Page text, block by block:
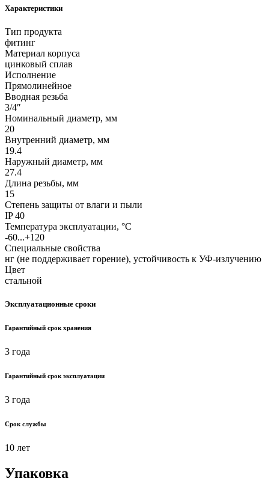
Характеристики
Тип продукта
фитинг
Материал корпуса
цинковый сплав
Исполнение
Прямолинейное
Вводная резьба
3/4″
Номинальный диаметр, мм
20
Внутренний диаметр, мм
19.4
Наружный диаметр, мм
27.4
Длина резьбы, мм
15
Степень защиты от влаги и пыли
IP 40
Температура эксплуатации, °С
-60...+120
Специальные свойства
нг (не поддерживает горение), устойчивость к УФ-излучению
Цвет
стальной
Эксплуатационные сроки
Гарантийный срок хранения
3 года
Гарантийный срок эксплуатации
3 года
Срок службы
10 лет
Упаковка